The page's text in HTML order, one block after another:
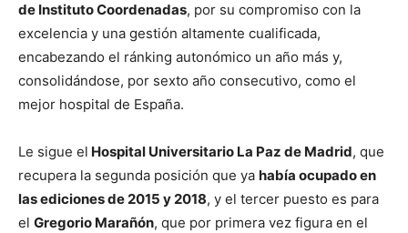
de Instituto Coordenadas, por su compromiso con la
excelencia y una gestión altamente cualificada,
encabezando el ránking autonómico un año más y,
consolidándose, por sexto año consecutivo, como el
mejor hospital de España.
Le sigue el Hospital Universitario La Paz de Madrid, que
recupera la segunda posición que ya había ocupado en
las ediciones de 2015 y 2018, y el tercer puesto es para
el Gregorio Marañón, que por primera vez figura en el